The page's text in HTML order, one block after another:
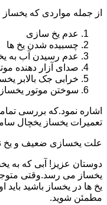
از جمله مواردی که
عدم یخ سازی
چسبیده شدن یخ ها
عدم رسیدن آب به
صدای آزار دهنده
خرابی جک بالابر
سوختن موتور یخساز
اشاره نمود.که بررسی
تعمیرات یخساز یخچال
علت یخسازی ضعیف و یخ
دوستان عزیز! آبی که به
یخساز می رسد.وقتی
یخ ها در یخساز باشید
مطمئن شوید.